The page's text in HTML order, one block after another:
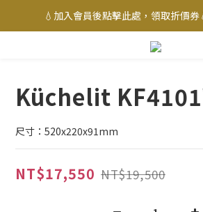
💧加入會員後點擊此處，領取折價券
Küchelit
尺寸：520x220x91mm
NT$17,550 NT$19,500